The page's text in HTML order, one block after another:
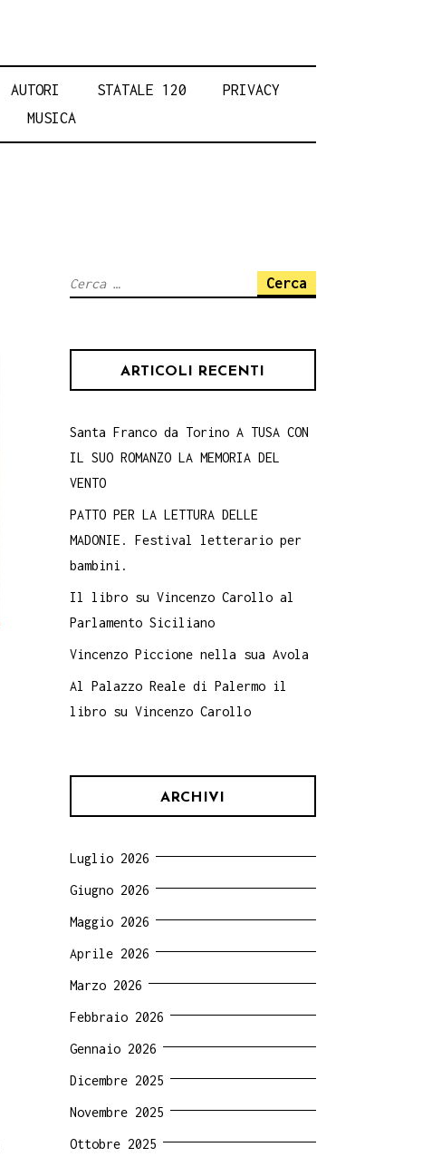
AUTORI STATALE 120
PRIVACY
MUSICA
Ricerca
ARTICOLI RECENTI
Santa Franco da Torino A TUSA CON
IL SUO ROMANZO LA MEMORIA DEL
VENTO
PATTO PER LA LETTURA DELLE
MADONIE. Festival letterario per
bambini.
Il libro su Vincenzo Carollo al
Parlamento Siciliano
Vincenzo Piccione nella sua Avola
Al Palazzo Reale di Palermo il
libro su Vincenzo Carollo
ARCHIVI
Luglio 2026
Giugno 2026
Maggio 2026
Aprile 2026
Marzo 2026
Febbraio 2026
Gennaio 2026
Dicembre 2025
Novembre 2025
Ottobre 2025